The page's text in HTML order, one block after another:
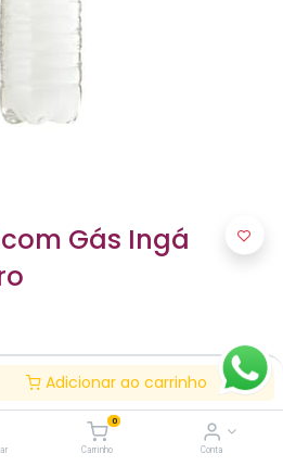
Adicionar ao carrinho
0
Carrinho Conta
Gás Ingá